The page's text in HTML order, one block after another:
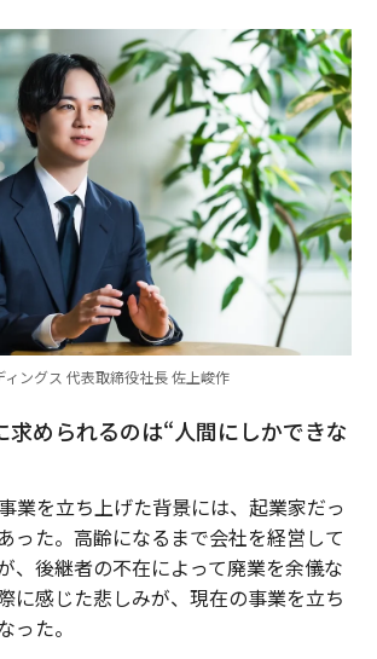
ングス 代表取締役社長 佐上峻作
求められるのは“人間にしかできな
業を立ち上げた背景には、起業家だっ
った。高齢になるまで会社を経営して
、後継者の不在によって廃業を余儀な
に感じた悲しみが、現在の事業を立ち
った。